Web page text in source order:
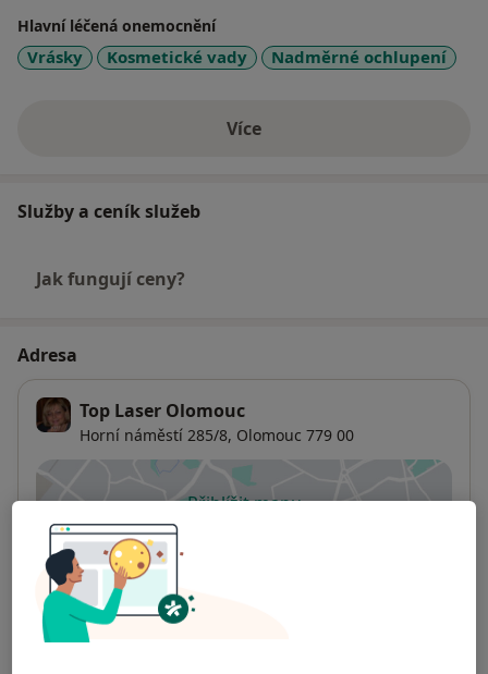
Pondělí 8-12 od 13 - objednané výkony
Úterý 8-12 od 13 - objednané výkony
Středa 8-16 objednané výkony
Pátek 8-16 objednané výkony
Hlavní léčená onemocnění
Vrásky Kosmetické vady Nadměrné ochlupení
Víceo zkušenostech
Služby a ceník služeb
Jak fungují ceny?
Adresa
Top Laser Olomouc
Horní náměstí 285/8, Olomouc 779 00
Přiblížit mapu
Dostupnost
Na této adrese online kalendář není aktivní
Co mám v takové situaci udělat?